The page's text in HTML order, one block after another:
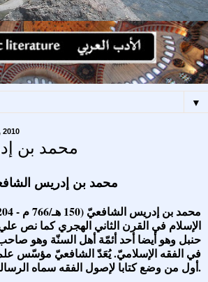
▼
2010
محمد بن
محمد بن إدريس
الإسلام في القرن الثاني الهجري كما نص
حنبل وهو أيضا أحد أئمّة أهل السنّة وهو
في الفقه الإسلاميّ. يُعَدّ الشافعيّ مؤسّس
أول من وضع كتابا لإصول الفقه سماه الرسالة.